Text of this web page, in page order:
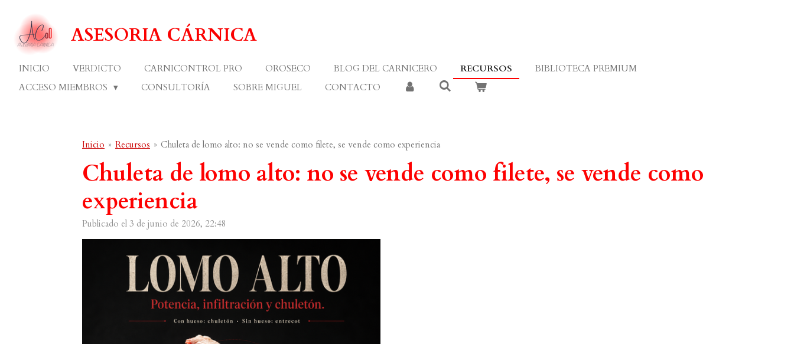
contenido
principal
ASESORIA CÁRNICA
INICIO VERDICTO CARNICONTROL PRO OROSECO BLOG DEL CARNICERO RECURSOS
BIBLIOTECA PREMIUM
ACCESO MIEMBROS
CONSULTORÍA SOBRE MIGUEL CONTACTO
Inicio » Recursos » Chuleta de lomo alto: no se vende como filete, se vende como experiencia
Chuleta de lomo alto: no se vende como filete, se vende como
experiencia
Publicado el 3 de junio de 2026, 22:48